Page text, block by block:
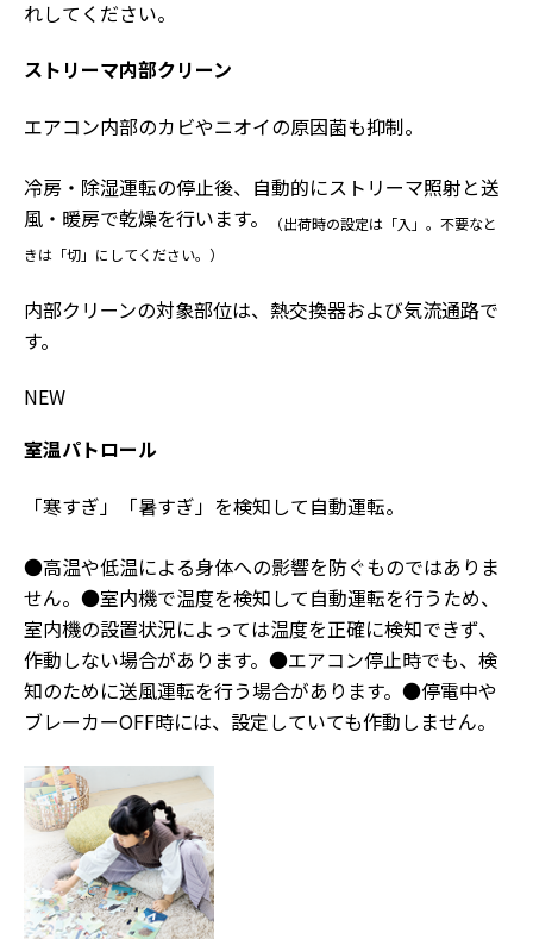
れしてください。
ストリーマ内部クリーン
エアコン内部のカビやニオイの原因菌も抑制。
冷房・除湿運転の停止後、自動的にストリーマ照射と送
風・暖房で乾燥を行います。
（出荷時の設定は「入」。不要なと
きは「切」にしてください。）
内部クリーンの対象部位は、熱交換器および気流通路で
す。
NEW
室温パトロール
「寒すぎ」「暑すぎ」を検知して自動運転。
●高温や低温による身体への影響を防ぐものではありま
せん。●室内機で温度を検知して自動運転を行うため、
室内機の設置状況によっては温度を正確に検知できず、
作動しない場合があります。●エアコン停止時でも、検
知のために送風運転を行う場合があります。●停電中や
ブレーカーOFF時には、設定していても作動しません。